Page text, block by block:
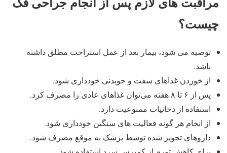
چیست؟
توصیه می شود، بیمار بعد از عمل استراحت مطلق داشته
باشد.
از خوردن غذاهای سفت و جویدنی خودداری شود.
پس از ۶ تا ۸ هفته می‌توان غذاهای عادی را مصرف کرد.
استفاده از دخانیات ممنوعیت دارد.
از انجام هر گونه فعالیت های سنگین خودداری شود.
داروهای تجویز شده توسط پزشک به موقع مصرف شود.